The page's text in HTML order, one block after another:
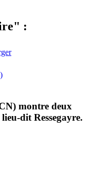
:
montre deux
dit Ressegayre.